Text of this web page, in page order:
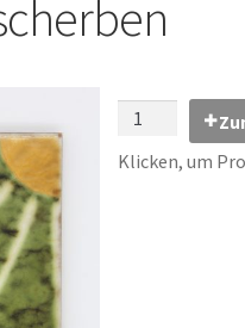
Kontakt Lexikon Vielen
Klicken, um